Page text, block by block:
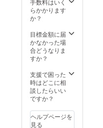
らかかります
か？
目標金額に届
かなかった場
合どうなりま
すか？
支援で困った
時はどこに相
談したらいい
ですか？
ヘルプページを
見る